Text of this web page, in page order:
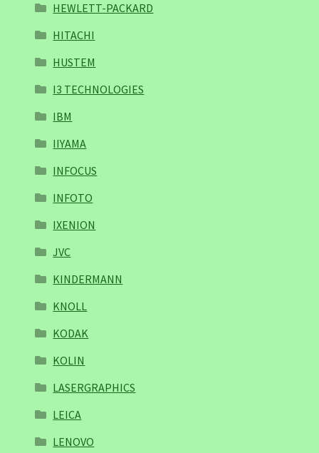
HEWLETT-PACKARD
HITACHI
HUSTEM
I3 TECHNOLOGIES
IBM
IIYAMA
INFOCUS
INFOTO
IXENION
JVC
KINDERMANN
KNOLL
KODAK
KOLIN
LASERGRAPHICS
LEICA
LENOVO